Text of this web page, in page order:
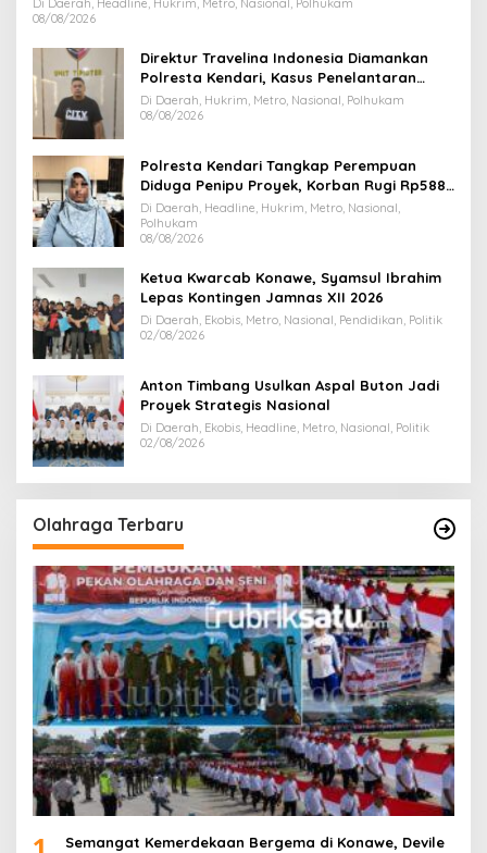
08/08/2026
Direktur Travelina Indonesia Diamankan
Polresta Kendari, Kasus Penelantaran
Jemaah Umrah Masuk Babak Baru
Di Daerah, Hukrim, Metro, Nasional, Polhukam
08/08/2026
Polresta Kendari Tangkap Perempuan
Diduga Penipu Proyek, Korban Rugi Rp588,1
Juta
Di Daerah, Headline, Hukrim, Metro, Nasional,
Polhukam
08/08/2026
Ketua Kwarcab Konawe, Syamsul Ibrahim
Lepas Kontingen Jamnas XII 2026
Di Daerah, Ekobis, Metro, Nasional, Pendidikan, Politik
02/08/2026
Anton Timbang Usulkan Aspal Buton Jadi
Proyek Strategis Nasional
Di Daerah, Ekobis, Headline, Metro, Nasional, Politik
02/08/2026
Olahraga Terbaru
Semangat Kemerdekaan Bergema di Konawe, Devile